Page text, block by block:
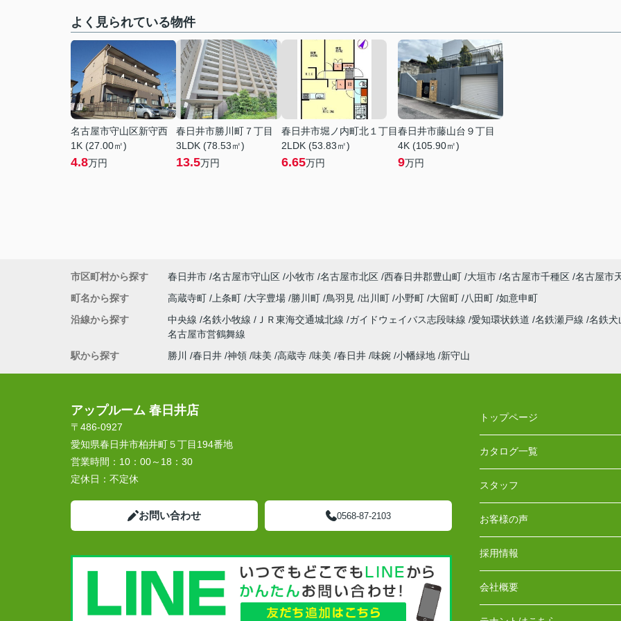
よく見られている物件
名古屋市守山区新守西
1K (27.00㎡)
4.8万円
春日井市勝川町７丁目
3LDK (78.53㎡)
13.5万円
春日井市堀ノ内町北１丁目
2LDK (53.83㎡)
6.65万円
春日井市藤山台９丁目
4K (105.90㎡)
9万円
市区町村から探す 春日井市 名古屋市守山区 小牧市 名古屋市北区 西春日井郡豊山町 大垣市 名古屋市千種区 名古屋市
町名から探す
高蔵寺町 上条町 大字豊場 勝川町 鳥羽見 出川町 小野町 大留町 八田町 如意申町
沿線から探す
中央線 名鉄小牧線 ＪＲ東海交通城北線 ガイドウェイバス志段味線 愛知環状鉄道 名鉄瀬戸線 名鉄
名古屋市営鶴舞線
駅から探す
勝川 春日井 神領 味美 高蔵寺 味美 春日井 味鋺 小幡緑地 新守山
アップルーム 春日井店
〒486-0927
愛知県春日井市柏井町５丁目194番地
営業時間： 10：00～18：30
定休日： 不定休
お問い合わせ 0568-87-2103
トップページ
カタログ一覧
スタッフ
お客様の声
採用情報
会社概要